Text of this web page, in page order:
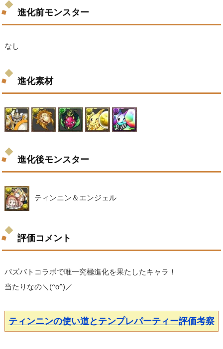
進化前モンスター
なし
進化素材
進化後モンスター
ティンニン＆エンジェル
評価コメント
パズバトコラボで唯一究極進化を果たしたキャラ！
当たりなの＼(^o^)／
ティンニンの使い道とテンプレパーティー評価考察